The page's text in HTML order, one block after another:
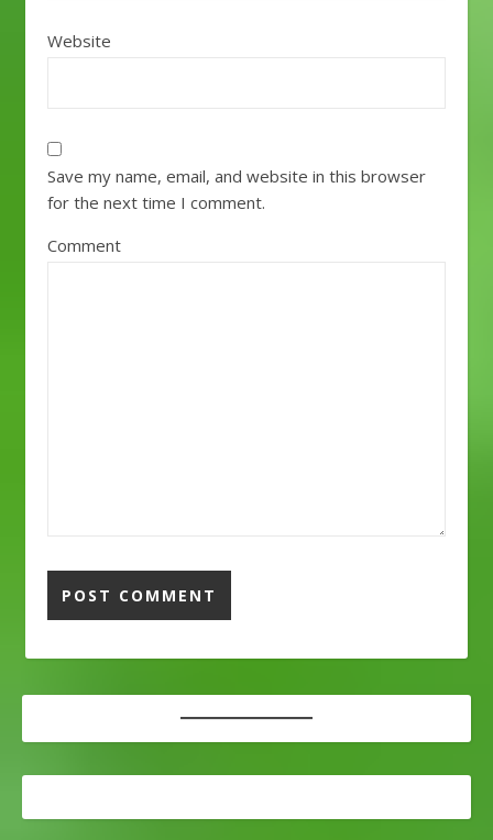
Website
Save my name, email, and website in this browser
for the next time I comment.
Comment